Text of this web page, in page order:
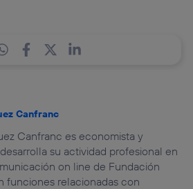
Canfranc
Canfranc es economista y
su actividad profesional en
on line de Fundación
funciones relacionadas con